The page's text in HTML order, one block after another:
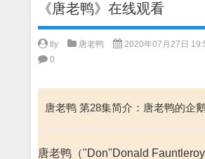
《唐老鸭》在线观看
tly 唐老鸭 2020年07月27日
0
唐老鸭 第28集简介：唐老鸭的企
唐老鸭（"Don"Donald